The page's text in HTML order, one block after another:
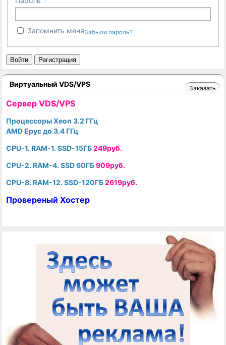
Запомнить меняЗабыли пароль?
Войти Регистрация
Виртуальный VDS/VPS Заказать
Cервер VDS/VPS
Процессоры Xeon 3.2 ГГц
AMD Epyc до 3.4 ГГц
CPU-1. RAM-1. SSD-15ГБ249руб.
CPU-2. RAM-4. SSD 60ГБ909руб.
CPU-8. RAM-12. SSD-120ГБ2619руб.
Провереный Хостер